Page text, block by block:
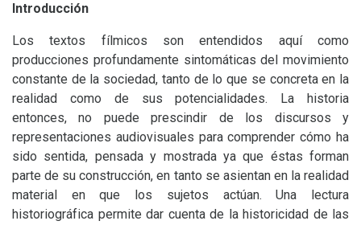
Introducción
Los textos fílmicos son entendidos aquí como
producciones profundamente sintomáticas del movimiento
constante de la sociedad, tanto de lo que se concreta en la
realidad como de sus potencialidades. La historia
entonces, no puede prescindir de los discursos y
representaciones audiovisuales para comprender cómo ha
sido sentida, pensada y mostrada ya que éstas forman
parte de su construcción, en tanto se asientan en la realidad
material en que los sujetos actúan. Una lectura
historiográfica permite dar cuenta de la historicidad de las